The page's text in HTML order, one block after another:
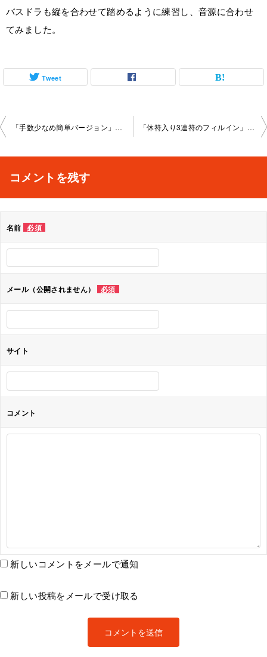
バスドラも縦を合わせて踏めるように練習し、音源に合わせ
てみました。
Tweet
投
ビ
シ
ョ
ン
「手数少なめ簡単バージョン」池袋教室2023-02-20-no0014-1041 「休符入り3連符のフィルイン」池袋教室2023-03-08-no0014-1041
コメントを残す
名前 必須
メール（公開されません） 必須
サイト
コメント
新しいコメントをメールで通知
新しい投稿をメールで受け取る